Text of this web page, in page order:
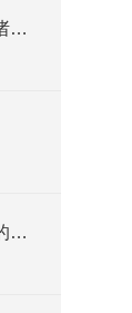
固纬AFG-2225信号源应用于诸多领域
3628NF可编程滤波器使用前的测试运行